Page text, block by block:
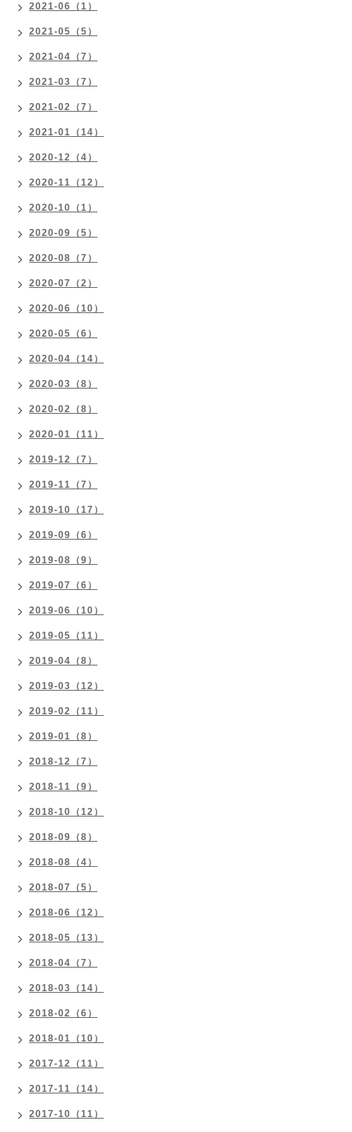
2021-06（1）
2021-05（5）
2021-04（7）
2021-03（7）
2021-02（7）
2021-01（14）
2020-12（4）
2020-11（12）
2020-10（1）
2020-09（5）
2020-08（7）
2020-07（2）
2020-06（10）
2020-05（6）
2020-04（14）
2020-03（8）
2020-02（8）
2020-01（11）
2019-12（7）
2019-11（7）
2019-10（17）
2019-09（6）
2019-08（9）
2019-07（6）
2019-06（10）
2019-05（11）
2019-04（8）
2019-03（12）
2019-02（11）
2019-01（8）
2018-12（7）
2018-11（9）
2018-10（12）
2018-09（8）
2018-08（4）
2018-07（5）
2018-06（12）
2018-05（13）
2018-04（7）
2018-03（14）
2018-02（6）
2018-01（10）
2017-12（11）
2017-11（14）
2017-10（11）